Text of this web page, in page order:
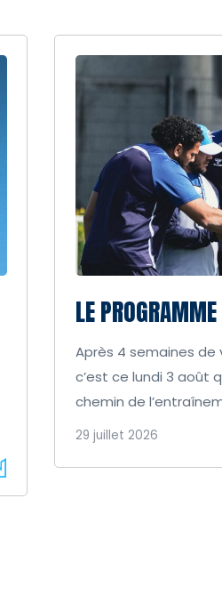
LE
Après 4 semaines
c’est ce lundi 3 août
chemin de
29 juillet 2026